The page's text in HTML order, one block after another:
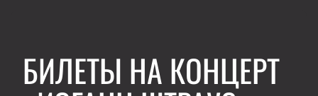
БИЛЕТЫ НА КОНЦЕРТ